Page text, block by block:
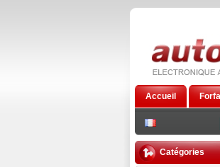
Accueil
Catégories